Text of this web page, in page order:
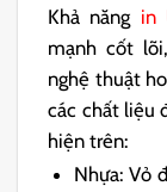
Khả năng in
mạnh cốt
nghệ thuật
các chất liệu
hiện trên:
Nhựa: Vỏ